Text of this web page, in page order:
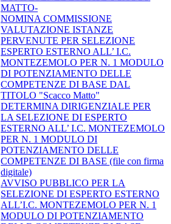
MATTO-
NOMINA COMMISSIONE
VALUTAZIONE ISTANZE
PERVENUTE PER SELEZIONE
ESPERTO ESTERNO ALL’ I.C.
MONTEZEMOLO PER N. 1 MODULO
DI POTENZIAMENTO DELLE
COMPETENZE DI BASE DAL
TITOLO "Scacco Matto"
DETERMINA DIRIGENZIALE PER
LA SELEZIONE DI ESPERTO
ESTERNO ALL’ I.C. MONTEZEMOLO
PER N. 1 MODULO DI
POTENZIAMENTO DELLE
COMPETENZE DI BASE (file con firma
digitale)
AVVISO PUBBLICO PER LA
SELEZIONE DI ESPERTO ESTERNO
ALL’I.C. MONTEZEMOLO PER N. 1
MODULO DI POTENZIAMENTO